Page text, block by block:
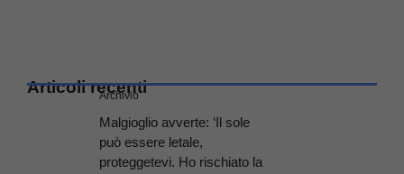
Articoli recenti
Archivio
Malgioglio avverte: ‘Il sole
può essere letale,
proteggetevi. Ho rischiato la